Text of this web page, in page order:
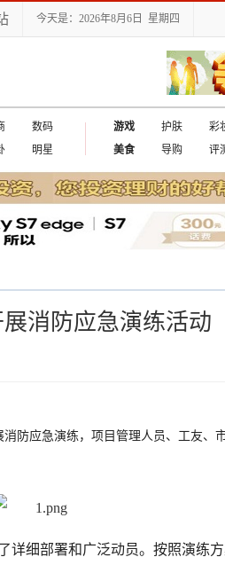
今天是：2026年8月6日 星期四
数码
明星
游戏 护肤
彩
美食
导购 评
消防应急演练活动
防应急演练，项目管理人员、工友、
详细部署和广泛动员。按照演练